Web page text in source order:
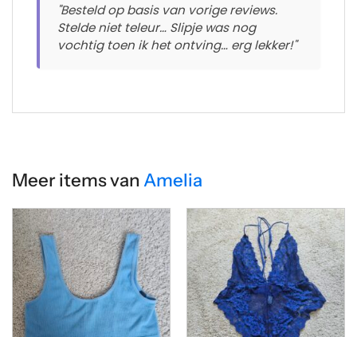
"Besteld op basis van vorige reviews.
Stelde niet teleur… Slipje was nog
vochtig toen ik het ontving… erg lekker!"
Meer items van Amelia